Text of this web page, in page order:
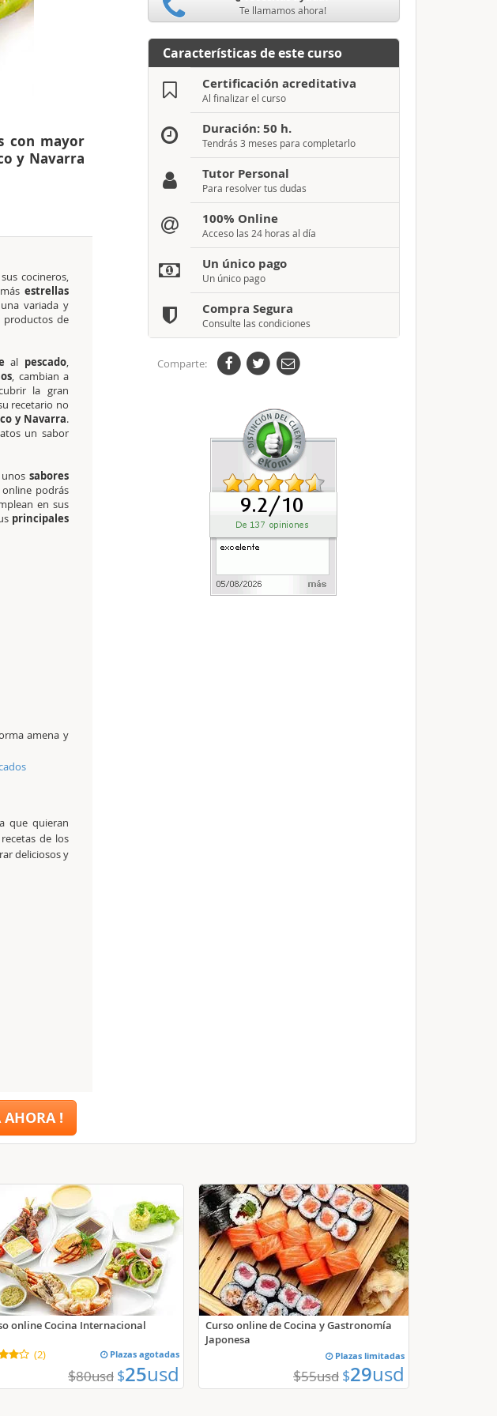
con mayor
y Navarra
cocineros,
estrellas
variada y
productos de
al pescado,
, cambian a
la gran
recetario no
y Navarra.
un sabor
sabores
online podrás
en sus
principales
amena y
que quieran
de los
deliciosos y
AHORA !
Te llamamos ahora!
Características de este curso
Certificación acreditativa
Al finalizar el curso
Duración: 50 h.
Tendrás 3 meses para completarlo
Tutor Personal
Para resolver tus dudas
100% Online
Acceso las 24 horas al día
Un único pago
Un único pago
Compra Segura
Consulte las condiciones
Comparte:
online Cocina Internacional
(2) Plazas agotadas
$80usd $25usd
Curso online de Cocina y Gastronomía
Japonesa
Plazas limitadas
$55usd $29usd